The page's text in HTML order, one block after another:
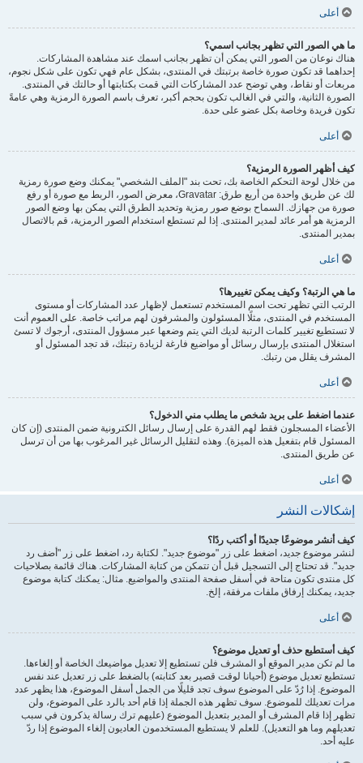
أعلى
ما هي الصور التي تظهر بجانب اسمي؟
هناك نوعان من الصور التي يمكن أن تظهر بجانب اسمك عند مشاهدة المشاركات.
إحداهما قد تكون صورة خاصة برتبتك في المنتدى، بشكل عام فهي تكون على شكل نجوم،
مربعات أو نقاط، وهي توضح عدد المشاركات التي قمت بكتابتها أو حالتك في المنتدى.
الصورة الثانية، والتي في الغالب تكون بحجم أكبر، تعرف باسم الصورة الرمزية وهي عامةً
تكون فريدة وخاصة بكل عضو على حدة.
أعلى
كيف أظهر الصورة الرمزية؟
من خلال لوحة التحكم الخاصة بك، تحت بند "الملف الشخصي" يمكنك وضع صورة رمزية
لك عن طريق واحدة من أربع طرق: Gravatar، معرض الصور، الربط مع صورة أو رفع
صورة من جهازك. السماح بوضع صور رمزية وتحديد الطرق التي يمكن بها وضع الصور
الرمزية هو أمر عائد لمدير المنتدى. إذا لم تستطع استخدام الصور الرمزية، قم بالاتصال
بمدير المنتدى.
أعلى
ما هي الرتبة؟ وكيف يمكن تغييرها؟
الرتب التي تظهر تحت اسم المستخدم تستعمل لإظهار عدد المشاركات أو مستوى
المستخدم في المنتدى، مثلًا المسئولون والمشرفون لهم مراتب خاصة. على العموم أنت
لا تستطيع تغيير كلمات الرتبة لديك التي يتم وضعها عبر مسؤول المنتدى، أرجوك لا تسئ
استغلال المنتدى بإرسال رسائل أو مواضيع فارغة لزيادة رتبتك، قد تجد المسئول أو
المشرف يقلل من رتبك.
أعلى
عندما اضغط على بريد شخص ما يطلب مني الدخول؟
الأعضاء المسجلون فقط لهم القدرة على إرسال رسائل الكترونية ضمن المنتدى (إن كان
المسئول قام بتفعيل هذه الميزة). وهذه لتقليل الرسائل غير المرغوب بها من أن ترسل
عن طريق المنتدى.
أعلى
إشكالات النشر
كيف أنشر موضوعًا جديدًا أو أكتب ردًا؟
لنشر موضوع جديد، اضغط على زر "موضوع جديد". لكتابة رد، اضغط على زر "أضف رد
جديد". قد تحتاج إلى التسجيل قبل أن تتمكن من كتابة المشاركات. هناك قائمة بصلاحيات
كل منتدى تكون متاحة في أسفل صفحة المنتدى والمواضيع. مثال: يمكنك كتابة موضوع
جديد، يمكنك إرفاق ملفات مرفقة، إلخ.
أعلى
كيف أستطيع حذف أو تعديل موضوع؟
ما لم تكن مدير الموقع أو المشرف فلن تستطيع إلا تعديل مواضيعك الخاصة أو إلغاءها.
تستطيع تعديل موضوع (أحيانا لوقت قصير بعد كتابته) بالضغط على زر تعديل عند نفس
الموضوع. إذا رُدّ على الموضوع سوف تجد قليلًا من الجمل أسفل الموضوع، هذا يظهر عدد
مرات تعديلك للموضوع. سوف تظهر هذه الجملة إذا قام أحد بالرد على الموضوع، ولن
تظهر إذا قام المشرف أو المدير بتعديل الموضوع (عليهم ترك رسالة يذكرون في سبب
تعديلهم وما هو التعديل). للعلم لا يستطيع المستخدمون العاديون إلغاء الموضوع إذا ردّ
عليه أحد.